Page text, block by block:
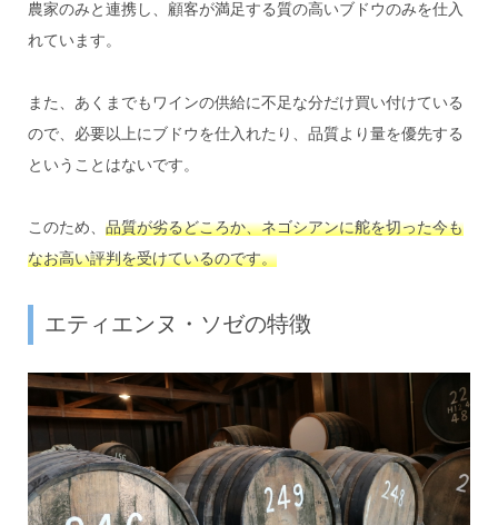
農家のみと連携し、顧客が満足する質の高いブドウのみを仕入
れています。
また、あくまでもワインの供給に不足な分だけ買い付けている
ので、必要以上にブドウを仕入れたり、品質より量を優先する
ということはないです。
このため、 品質が劣るどころか、ネゴシアンに舵を切った今も
なお高い評判を受けているのです。
エティエンヌ・ソゼの特徴